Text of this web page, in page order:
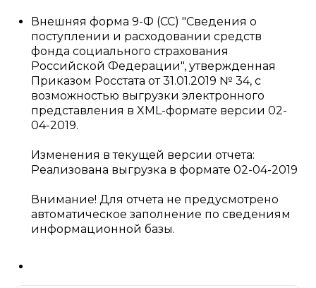
Внешняя форма 9-Ф (СС) "Сведения о
поступлении и расходовании средств
фонда социального страхования
Российской Федерации", утвержденная
Приказом Росстата от 31.01.2019 № 34, с
возможностью выгрузки электронного
представления в XML-формате версии 02-
04-2019.
Изменения в текущей версии отчета:
Реализована выгрузка в формате 02-04-2019
Внимание! Для отчета не предусмотрено
автоматическое заполнение по сведениям
информационной базы.